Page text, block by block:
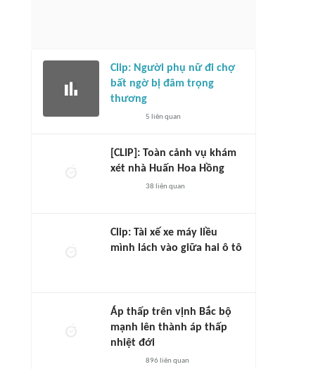
Clip: Người phụ nữ đi chợ
bất ngờ bị đâm trọng
thương
5 liên quan
[CLIP]: Toàn cảnh vụ khám
xét nhà Huấn Hoa Hồng
38 liên quan
Clip: Tài xế xe máy liều
mình lách vào giữa hai ô tô
Áp thấp trên vịnh Bắc bộ
mạnh lên thành áp thấp
nhiệt đới
896 liên quan